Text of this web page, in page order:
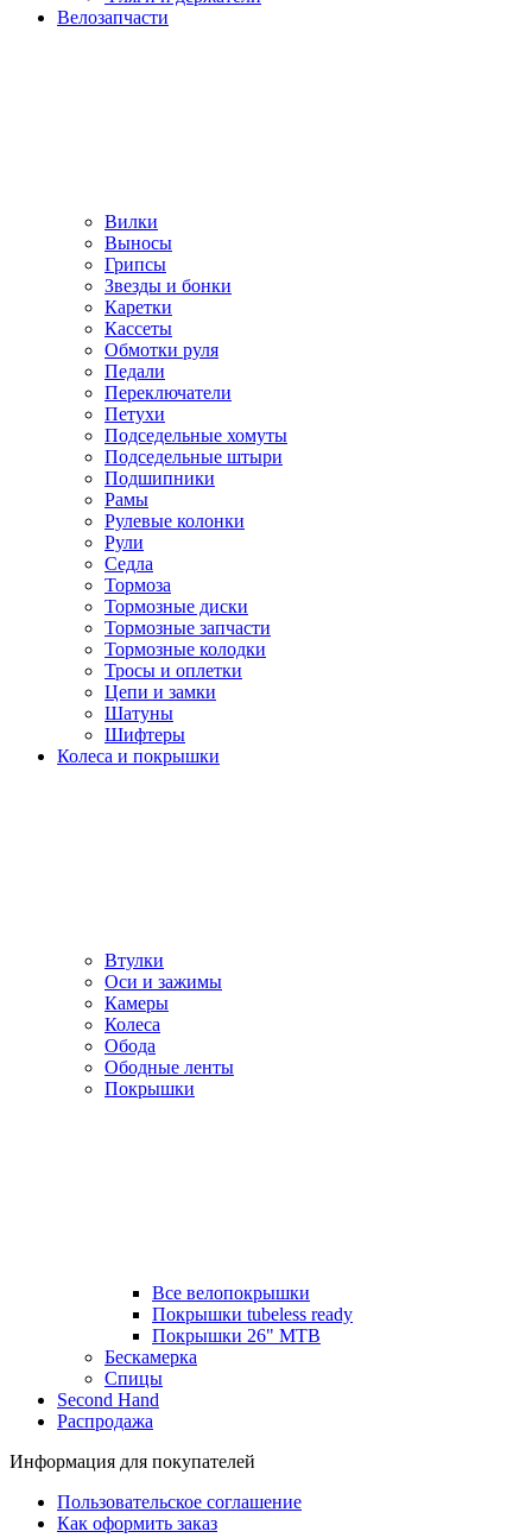
Велозапчасти
Вилки
Выносы
Грипсы
Звезды и бонки
Каретки
Кассеты
Обмотки руля
Педали
Переключатели
Петухи
Подседельные хомуты
Подседельные штыри
Подшипники
Рамы
Рулевые колонки
Рули
Седла
Тормоза
Тормозные диски
Тормозные запчасти
Тормозные колодки
Тросы и оплетки
Цепи и замки
Шатуны
Шифтеры
Колеса и покрышки
Втулки
Оси и зажимы
Камеры
Колeса
Обода
Ободные ленты
Покрышки
Все велопокрышки
Покрышки tubeless ready
Покрышки 26" MTB
Бескамерка
Спицы
Second Hand
Распродажа
Информация для покупателей
Пользовательское соглашение
Как оформить заказ